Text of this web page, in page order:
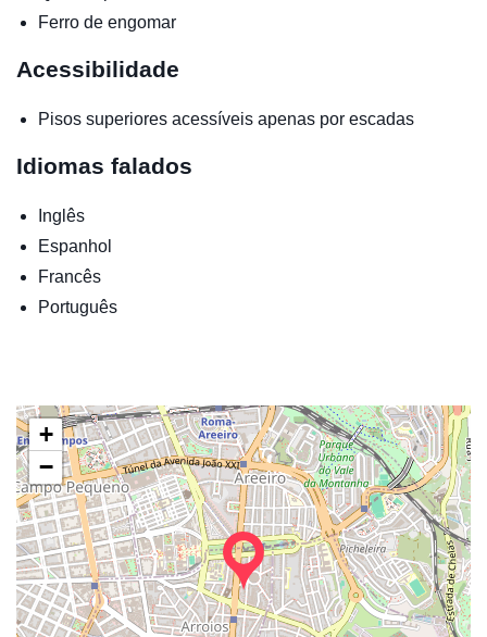
Ferro de engomar
Acessibilidade
Pisos superiores acessíveis apenas por escadas
Idiomas falados
Inglês
Espanhol
Francês
Português
+
−